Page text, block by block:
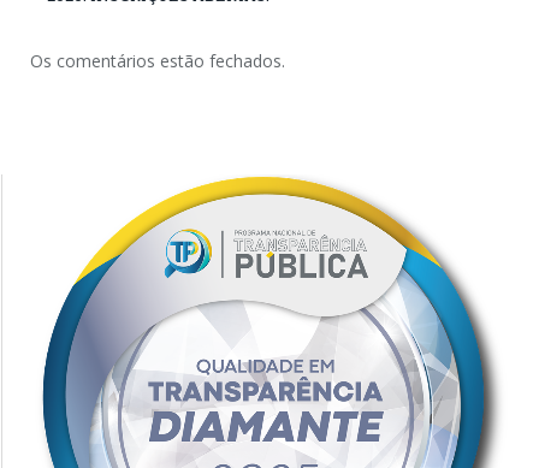
Os comentários estão fechados.